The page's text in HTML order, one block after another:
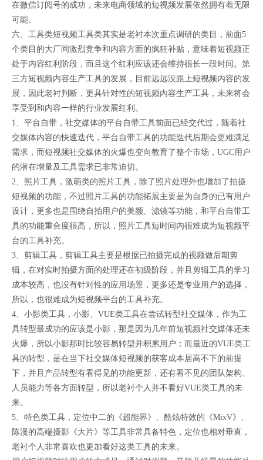
在微信订阅号的成功，未来电商领域的短视频发展依然拥有着无限
可能。
六、工具类短视频工具类其实是老衬本次重点调研的类目，前面5
个类目的大厂间激烈竞争和内容方面的疯狂补贴，意味着短视频正
处于内容红利阶段，而且这个红利应该还会维持很长一段时间。第
三方短视频内容生产工具的发展，目前远远没跟上短视频内容的发
展，因此老衬判断，更具针对性的短视频内容生产工具，未来将会
享受到和内容一样的行业发展红利。
1、平台自带，社交媒体的平台自带工具前面已经交代过，随着社
交媒体内容的快速迭代，平台自带工具的功能迭代后期会更难满足
需求，而短视频社交媒体的火爆也变向教育了整个市场，UGC用户
的潜在增量及工具需求已非常迫切。
2、照片工具，激萌类的照片工具，除了照片处理外也增加了拍摄
短视频的功能，不过照片工具的功能拓展主要是为自身的已有用户
设计，更多也是围绕自拍用户的美颜、滤镜等功能，和平台自带工
具的功能重合度很高，所以，照片工具短时间内很难成为短视频平
台的工具补充。
3、剪辑工具，剪辑工具主要是根据已拍摄完成的视频做后期剪
辑，在对实时拍摄方面的处理还在初级阶段，并且剪辑工具的学习
成本较高，也没有针对性的应用场景，更多还是专业用户的选择，
所以，也很难成为短视频平台的工具补充。
4、小影类工具，小影、VUE类工具在尝试转型社交媒体，作为工
具转型最成功的应该是小影，那是因为几年前短视频社交媒体还未
火爆，所以小影那时比较容易转型并积累用户；而最近的VUE类工
具的转型，是在当下社交媒体短视频的获客成本居高不下的前提
下，并且产品转型有看得见的功能更新，还有看不见的团队架构、
人员能力等各方面转型，所以老衬个人并不看好VUE类工具的未
来。
5、特色类工具，定位中二的《超能界》、酷炫特效的《MixV》、
陈漫的高端摄影《大片》等工具非常具备特色，定位也相对垂直，
老衬个人非常喜欢也更加看好这类工具的未来。